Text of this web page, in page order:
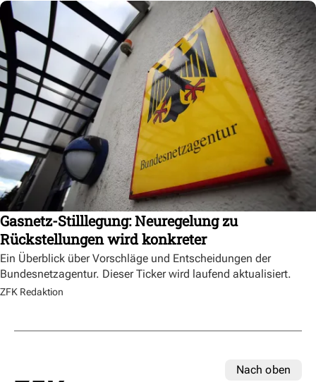
Gasnetz-Stilllegung: Neuregelung zu
Rückstellungen wird konkreter
Ein Überblick über Vorschläge und Entscheidungen der
Bundesnetzagentur. Dieser Ticker wird laufend aktualisiert.
ZFK Redaktion
Nach oben